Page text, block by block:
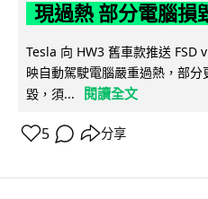
現過熱 部分電腦損
Tesla 向 HW3 舊車款推送 FSD
映自動駕駛電腦嚴重過熱，部
毀，須...
閱讀全文
5 分享